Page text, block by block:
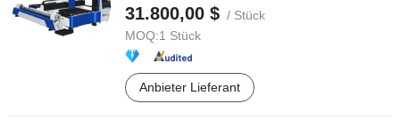
31.800,00 $ / Stück
MOQ:1 Stück
Anbieter Lieferant